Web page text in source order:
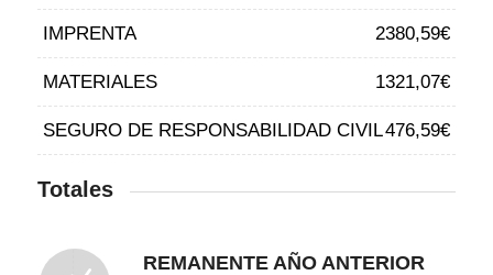
IMPRENTA 2380,59€
MATERIALES 1321,07€
SEGURO DE RESPONSABILIDAD CIVIL476,59€
Totales
REMANENTE AÑO ANTERIOR